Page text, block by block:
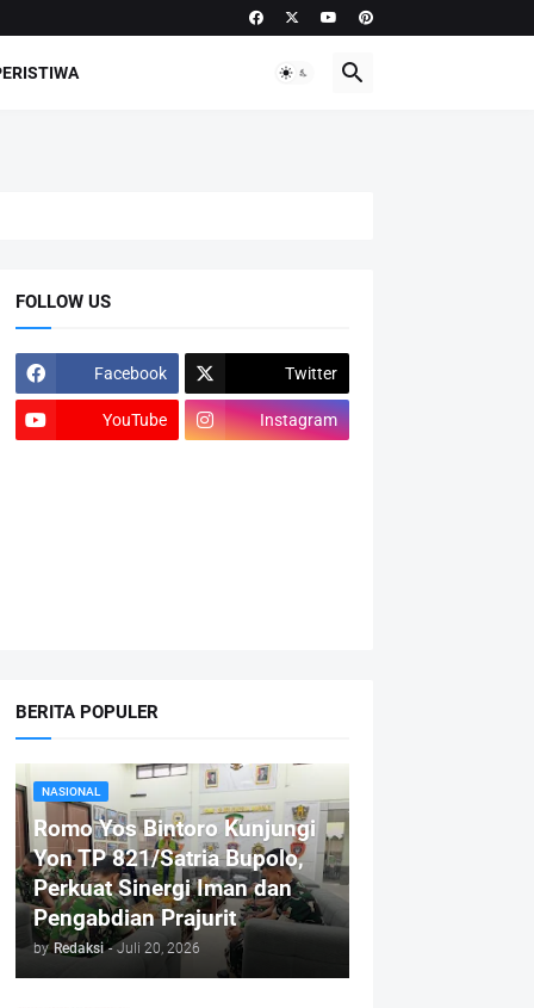
FOLLOW US
Facebook Twitter
YouTube Instagram
BERITA POPULER
NASIONAL
Romo Yos Bintoro Kunjungi
Yon TP 821/Satria Bupolo,
Perkuat Sinergi Iman dan
Pengabdian Prajurit
by Redaksi - Juli 20, 2026